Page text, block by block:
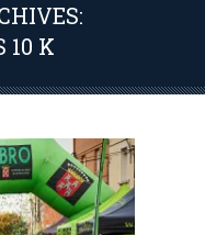
10 K